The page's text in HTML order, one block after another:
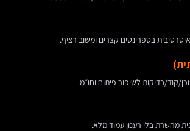
בספרינטים קצרים ומשוב רציף.
קוד/בדיקות לשיפור פיתוח וחו״מ.
מהשרת בלי רענון עמוד מלא.